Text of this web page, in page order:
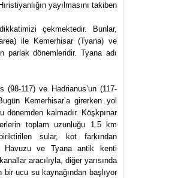
yayılmasını takiben
çekmektedir. Bunlar,
ile Kemerhisar (Tyana) ve
parlak dönemleridir. Tyana adı
(98-117) ve Hadrianus’un (117-
Kemerhisar’a girerken yol
kalmadır. Köşkpınar
toplam uzunluğu 1.5 km
sular, kot farkından
Havuzu ve Tyana antik kenti
aracılıyla, diğer yarısında
bir ucu su kaynağından başlıyor